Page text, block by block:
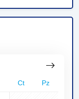
Ct Pz